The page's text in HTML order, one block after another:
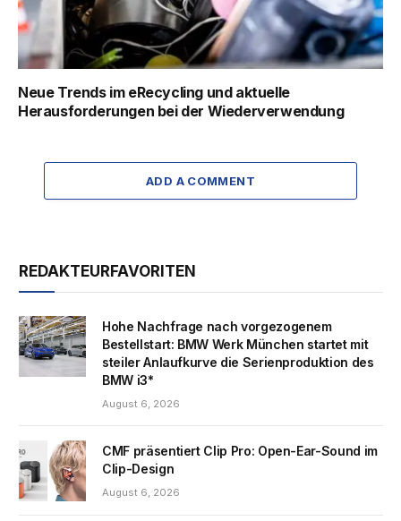
Neue Trends im eRecycling und aktuelle
Herausforderungen bei der Wiederverwendung
ADD A COMMENT
REDAKTEURFAVORITEN
Hohe Nachfrage nach vorgezogenem
Bestellstart: BMW Werk München startet mit
steiler Anlaufkurve die Serienproduktion des
BMW i3*
August 6, 2026
CMF präsentiert Clip Pro: Open-Ear-Sound im
Clip-Design
August 6, 2026